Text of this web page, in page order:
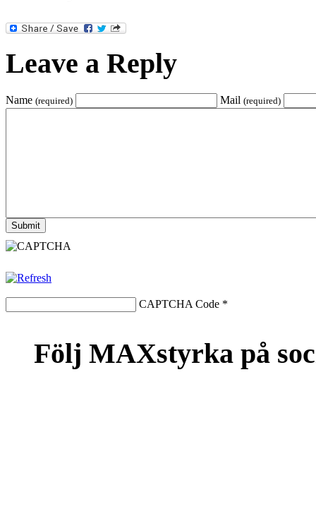
Leave a Reply
Name (required) Mail (required)
CAPTCHA Code *
Följ MAXstyrka på